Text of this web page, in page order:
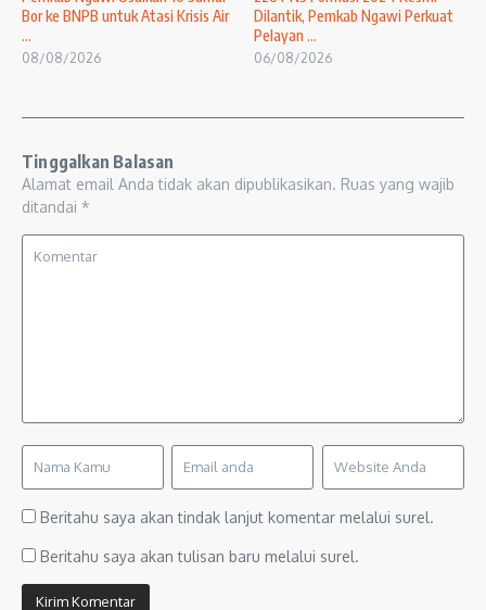
Bor ke BNPB untuk Atasi Krisis Air
...
08/08/2026
Dilantik, Pemkab Ngawi Perkuat
Pelayan ...
06/08/2026
Tinggalkan Balasan
Alamat email Anda tidak akan dipublikasikan. Ruas yang wajib
ditandai *
Beritahu saya akan tindak lanjut komentar melalui surel.
Beritahu saya akan tulisan baru melalui surel.